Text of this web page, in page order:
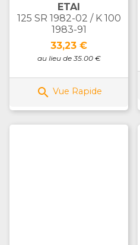
ETAI
125 SR 1982-02 / K 100
1983-91
Prix
33,23 €
au lieu de 35.00 €
 Vue Rapide